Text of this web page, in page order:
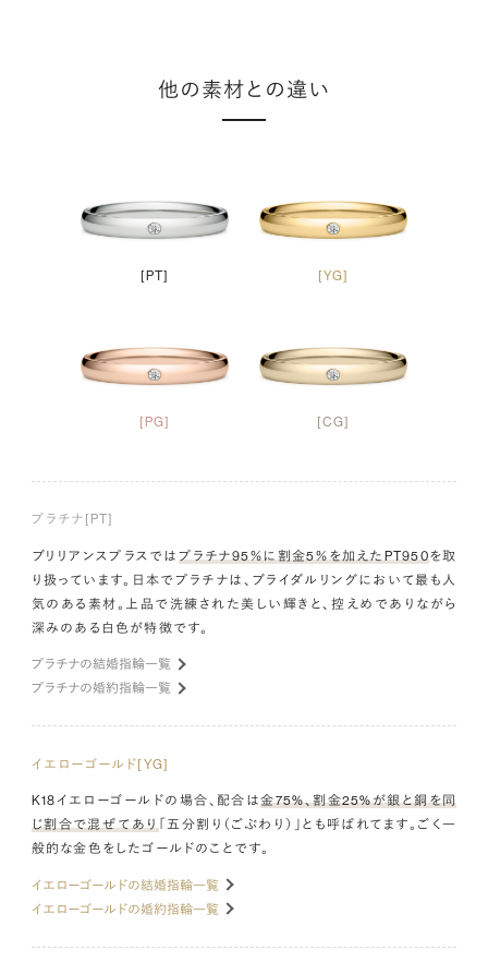
他の素材との違い
[PT] [YG]
[PG] [CG]
プラチナ[PT]
ブリリアンスプラスでは プラチナ95％に割金5％を加えたPT950を取
り扱っています。日本でプラチナは、ブライダルリングにおいて最も人
気のある素材。上品で洗練された美しい輝きと、控えめでありながら
深みのある白色が特徴です。
プラチナの結婚指輪一覧
プラチナの婚約指輪一覧
イエローゴールド[YG]
K18イエローゴールドの場合、配合は金75%、割金25%が銀と銅を同
じ割合で混ぜてあり「五分割り（ごぶわり）」とも呼ばれてます。ごく一
般的な金色をしたゴールドのことです。
イエローゴールドの結婚指輪一覧
イエローゴールドの婚約指輪一覧